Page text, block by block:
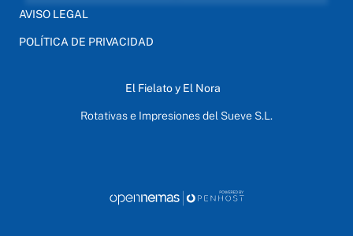
AVISO LEGAL
POLÍTICA DE PRIVACIDAD
El Fielato y El Nora
Rotativas e Impresiones del Sueve S.L.